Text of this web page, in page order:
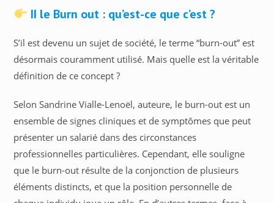
II le Burn out : qu’est-ce que c’est ?
S’il est devenu un sujet de société, le terme “burn-out” est
désormais couramment utilisé. Mais quelle est la véritable
définition de ce concept ?
Selon Sandrine Vialle-Lenoël, auteure, le burn-out est un
ensemble de signes cliniques et de symptômes que peut
présenter un salarié dans des circonstances
professionnelles particulières. Cependant, elle souligne
que le burn-out résulte de la conjonction de plusieurs
éléments distincts, et que la position personnelle de